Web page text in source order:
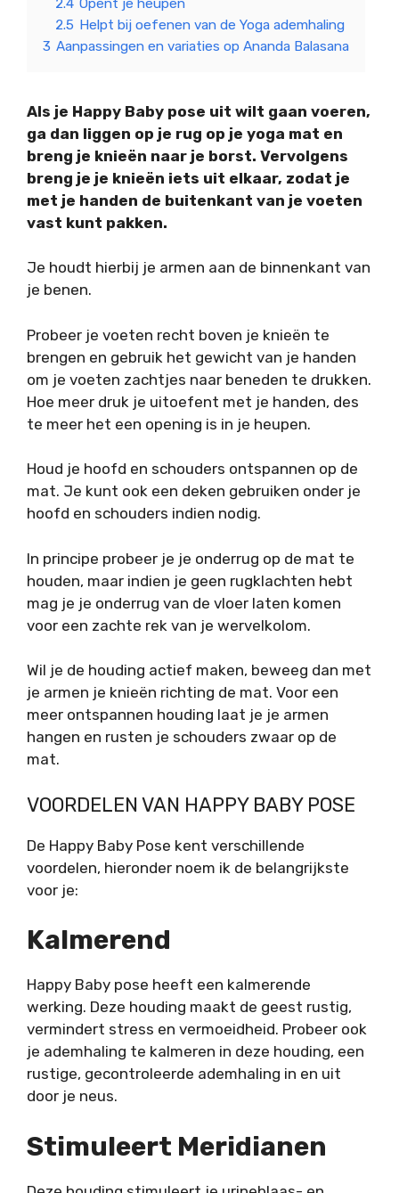
2.5 Helpt bij oefenen van de Yoga ademhaling
3 Aanpassingen en variaties op Ananda Balasana
Als je Happy Baby pose uit wilt gaan voeren,
ga dan liggen op je rug op je yoga mat en
breng je knieën naar je borst. Vervolgens
breng je je knieën iets uit elkaar, zodat je
met je handen de buitenkant van je voeten
vast kunt pakken.
Je houdt hierbij je armen aan de binnenkant van
je benen.
Probeer je voeten recht boven je knieën te
brengen en gebruik het gewicht van je handen
om je voeten zachtjes naar beneden te drukken.
Hoe meer druk je uitoefent met je handen, des
te meer het een opening is in je heupen.
Houd je hoofd en schouders ontspannen op de
mat. Je kunt ook een deken gebruiken onder je
hoofd en schouders indien nodig.
In principe probeer je je onderrug op de mat te
houden, maar indien je geen rugklachten hebt
mag je je onderrug van de vloer laten komen
voor een zachte rek van je wervelkolom.
Wil je de houding actief maken, beweeg dan met
je armen je knieën richting de mat. Voor een
meer ontspannen houding laat je je armen
hangen en rusten je schouders zwaar op de
mat.
VOORDELEN VAN HAPPY BABY POSE
De Happy Baby Pose kent verschillende
voordelen, hieronder noem ik de belangrijkste
voor je:
Kalmerend
Happy Baby pose heeft een kalmerende
werking. Deze houding maakt de geest rustig,
vermindert stress en vermoeidheid. Probeer ook
je ademhaling te kalmeren in deze houding, een
rustige, gecontroleerde ademhaling in en uit
door je neus.
Stimuleert Meridianen